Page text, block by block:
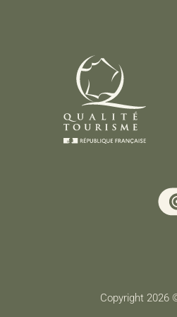
Copyright 2026